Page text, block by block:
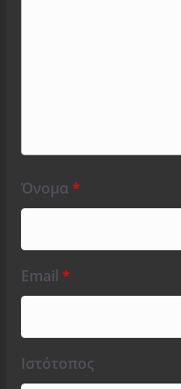
Όνομα*
Email *
Ιστότοπος